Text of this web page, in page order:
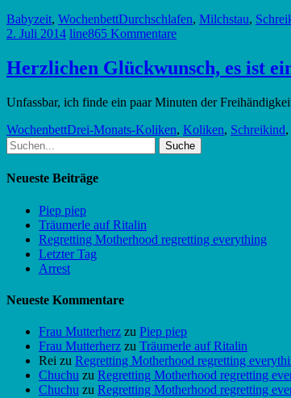
Babyzeit, WochenbettDurchschlafen, Milchstau,
2. Juli 2014 line865 Kommentare
Herzlichen Glückwunsch, es ist
Unfassbar, ich finde ein paar Minuten der
WochenbettDrei-Monats-Koliken, Koliken, Schreikind,
Suche
nach:
Neueste Beiträge
Piep piep
Träumerle auf Ritalin
Regretting Motherhood regretting everything
Letzter Tag
Arrest
Neueste Kommentare
Frau Mutterherz zu Piep piep
Frau Mutterherz zu Träumerle auf Ritalin
Rei zu Regretting Motherhood regretting
Chuchu zu Regretting Motherhood regretting
Chuchu zu Regretting Motherhood regretting